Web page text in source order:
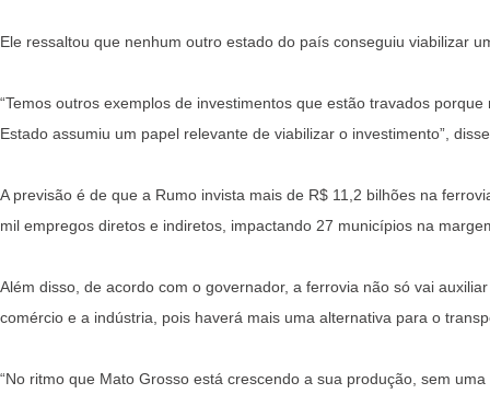
Ele ressaltou que nenhum outro estado do país conseguiu viabilizar
“Temos outros exemplos de investimentos que estão travados
Estado assumiu um papel relevante de viabilizar o investimento”,
A previsão é de que a Rumo invista mais de R$ 11,2 bilhões na
mil empregos diretos e indiretos, impactando 27 municípios na
Além disso, de acordo com o governador, a ferrovia não só vai
comércio e a indústria, pois haverá mais uma alternativa para o
“No ritmo que Mato Grosso está crescendo a sua produção, sem